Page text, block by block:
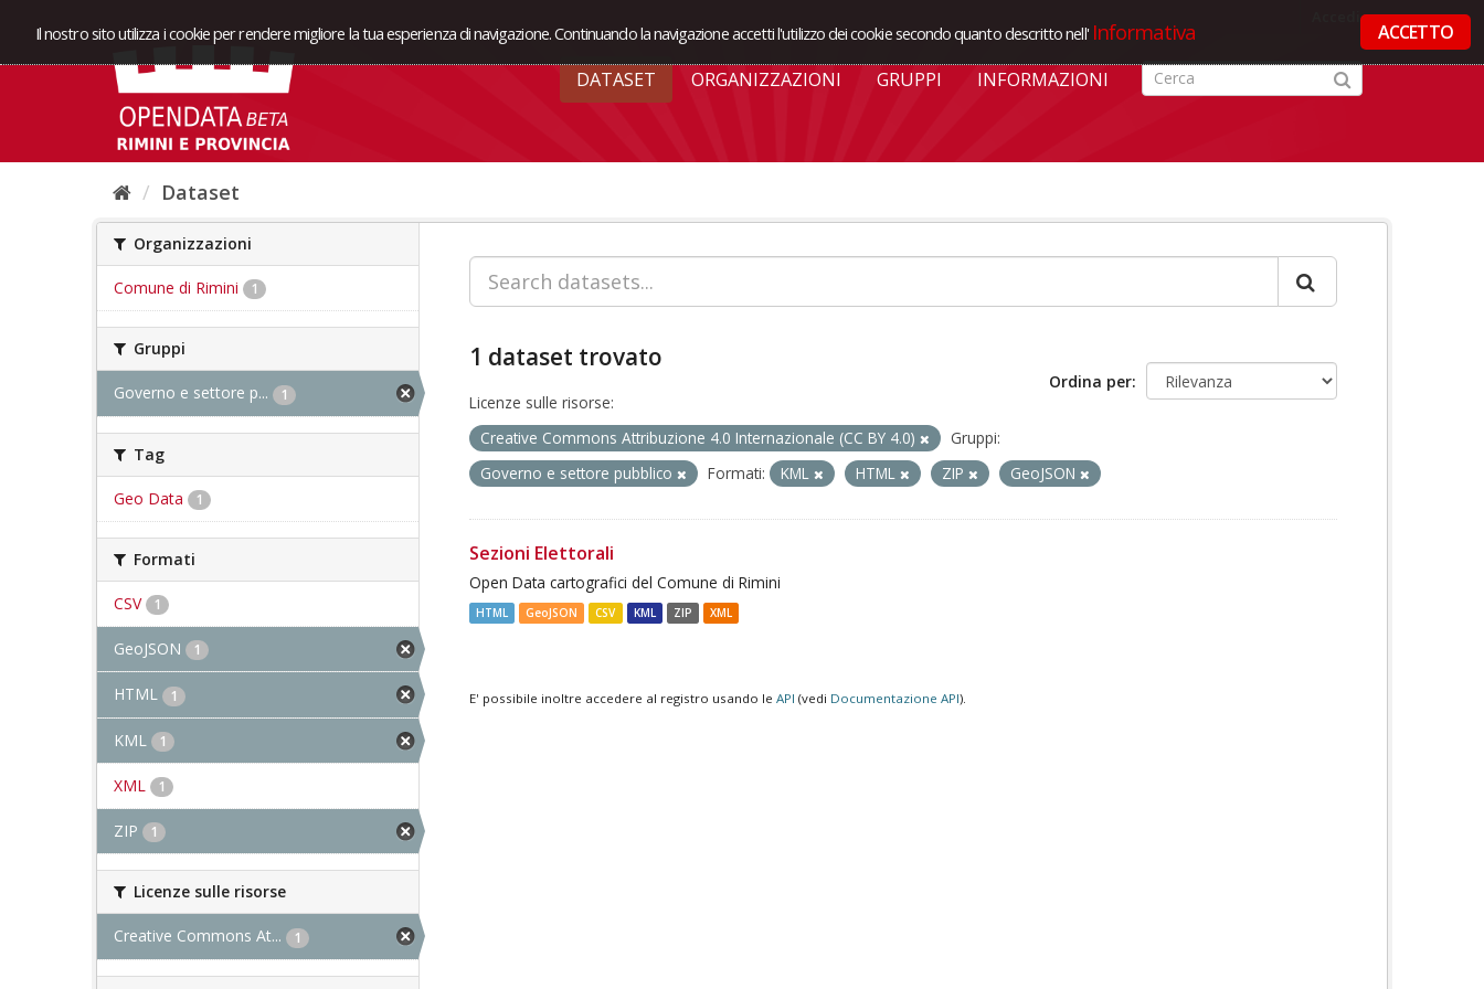
Il nostro sito utilizza i cookie per rendere migliore la tua esperienza di navigazione. Continuando la navigazione accetti l'utilizzo dei cookie secondo quanto descritto nell' Informativa ACCETTO
DATASET ORGANIZZAZIONI GRUPPI INFORMAZIONI
Dataset
Organizzazioni
Comune di Rimini 1
Gruppi
Governo e settore p... 1
Tag
Geo Data 1
Formati
CSV 1
GeoJSON 1
HTML 1
KML 1
XML 1
ZIP 1
Licenze sulle risorse
Creative Commons At... 1
Ordina per
1 dataset trovato
Licenze sulle risorse:
Creative Commons Attribuzione 4.0 Internazionale (CC BY 4.0)
Gruppi:
Governo e settore pubblico
Formati: KML HTML ZIP GeoJSON
Sezioni Elettorali
Open Data cartografici del Comune di Rimini
HTML GeoJSON CSV KML ZIP XML
E' possibile inoltre accedere al registro usando le API (vedi Documentazione API).